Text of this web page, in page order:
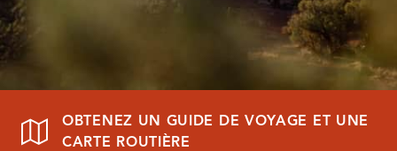
OBTENEZ UN GUIDE DE VOYAGE ET UNE
CARTE ROUTIÈRE